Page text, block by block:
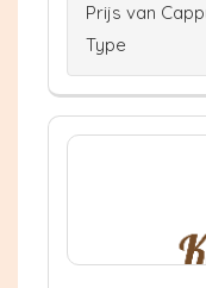
Prijs van
Type